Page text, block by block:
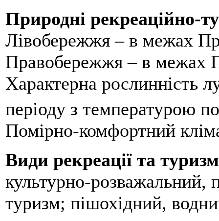
Природні рекреаційно-
Лівобережжя – в межах
Правобережжя – в межах
Характерна рослинність
періоду з температурою
Помірно-комфортний
Види рекреації та
культурно-розважальний,
туризм; пішохідний,